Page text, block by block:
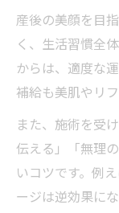
産後の美顔を目
く、生活習慣全
からは、適度な
補給も美肌やリ
また、施術を受
伝える」「無理
いコツです。例
ージは逆効果に